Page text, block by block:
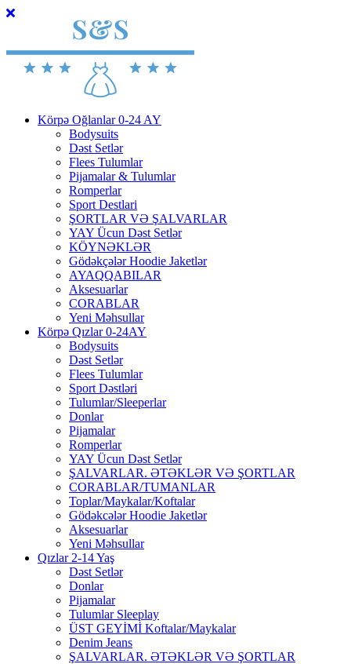
Körpə Oğlanlar 0-24 AY
Bodysuits
Dəst Setlər
Flees Tulumlar
Pijamalar & Tulumlar
Romperlar
Sport Destlari
ŞORTLAR VƏ ŞALVARLAR
YAY Ücun Dəst Setlər
KÖYNƏKLƏR
Gödəkçələr Hoodie Jaketlər
AYAQQABILAR
Aksesuarlar
CORABLAR
Yeni Məhsullar
Körpə Qızlar 0-24AY
Bodysuits
Dəst Setlər
Flees Tulumlar
Sport Dəstləri
Tulumlar/Sleeperlar
Donlar
Pijamalar
Romperlar
YAY Ücun Dəst Setlər
ŞALVARLAR. ƏTƏKLƏR VƏ ŞORTLAR
CORABLAR/TUMANLAR
Toplar/Maykalar/Koftalar
Gödəkcələr Hoodie Jaketlər
Aksesuarlar
Yeni Məhsullar
Qızlar 2-14 Yaş
Dəst Setlər
Donlar
Pijamalar
Tulumlar Sleeplay
ÜST GEYİMİ Koftalar/Maykalar
Denim Jeans
ŞALVARLAR. ƏTƏKLƏR VƏ ŞORTLAR